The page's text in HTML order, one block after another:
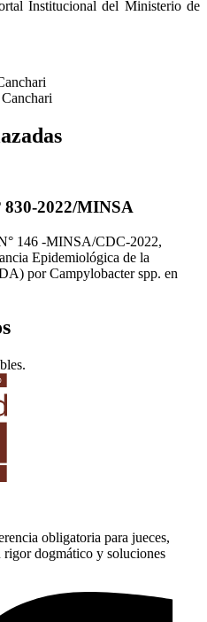
Institucional del Ministerio de
830-2022/MINSA
146 -MINSA/CDC-2022,
Epidemiológica de la
por Campylobacter spp. en
obligatoria para jueces,
dogmático y soluciones